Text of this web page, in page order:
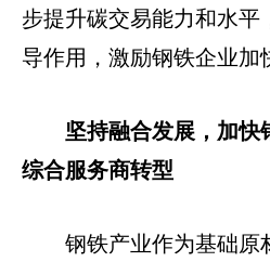
步提升碳交易能力和水平
导作用，激励钢铁企业加
坚持融合发展，加快
综合服务商转型
钢铁产业作为基础原